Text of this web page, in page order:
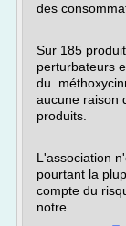
des
Sur 185
perturbateurs
du
aucune raison
produits.
L'association
pourtant la
compte du
notre...